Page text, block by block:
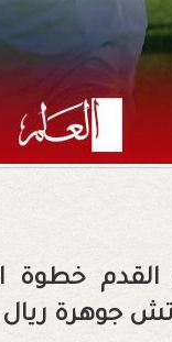
القدم
جوهرة